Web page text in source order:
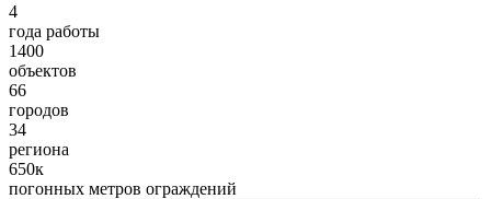
4
года работы
1400
объектов
66
городов
34
региона
650к
погонных метров ограждений